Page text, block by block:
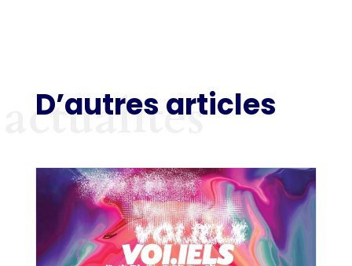
D’autres articles
actualités